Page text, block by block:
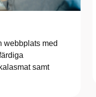
webbplats med
samt